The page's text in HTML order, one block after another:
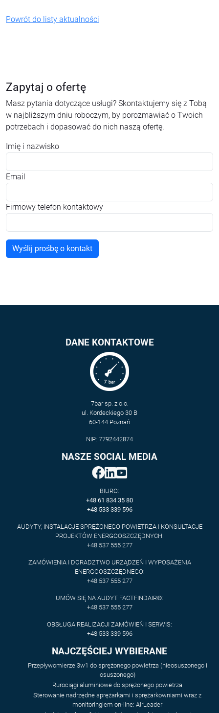
Powrót do listy aktualności
Zapytaj o ofertę
Masz pytania dotyczące usługi? Skontaktujemy się z Tobą
w najbliższym dniu roboczym, by porozmawiać o Twoich
potrzebach i dopasować do nich naszą ofertę.
Imię i nazwisko
Email
Firmowy telefon kontaktowy
DANE KONTAKTOWE
7bar sp. z o.o.
ul. Kordeckiego 30 B
60-144 Poznań
NIP: 7792442874
NASZE SOCIAL MEDIA
BIURO:
+48 61 834 35 80
+48 533 339 596
AUDYTY, INSTALACJE SPRĘŻONEGO POWIETRZA I KONSULTACJE
PROJEKTÓW ENERGOOSZCZĘDNYCH:
+48 537 555 277
ZAMÓWIENIA I DORADZTWO URZĄDZEŃ I WYPOSAŻENIA
ENERGOOSZCZĘDNEGO:
+48 537 555 277
UMÓW SIĘ NA AUDYT FACTFINDAIR®:
+48 537 555 277
OBSŁUGA REALIZACJI ZAMÓWIEŃ I SERWIS:
+48 533 339 596
NAJCZĘŚCIEJ WYBIERANE
Przepływomierze 3w1 do sprężonego powietrza (nieosuszonego i
osuszonego)
Rurociągi aluminiowe do sprężonego powietrza
Sterowanie nadrzędne sprężarkami i sprężarkowniami wraz z
monitoringiem on-line: AirLeader